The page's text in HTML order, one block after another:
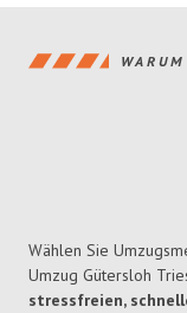
Wählen Sie
Umzug Gütersloh
stressfreien,